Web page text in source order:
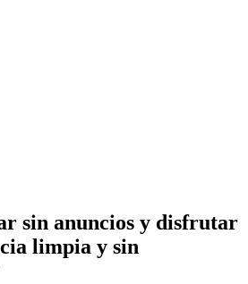
sin anuncios y disfrutar
limpia y sin